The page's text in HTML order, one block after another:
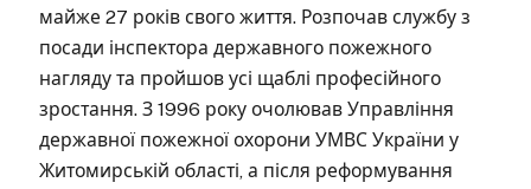
майже 27 років свого життя. Розпочав службу з
посади інспектора державного пожежного
нагляду та пройшов усі щаблі професійного
зростання. З 1996 року очолював Управління
державної пожежної охорони УМВС України у
Житомирській області, а після реформування